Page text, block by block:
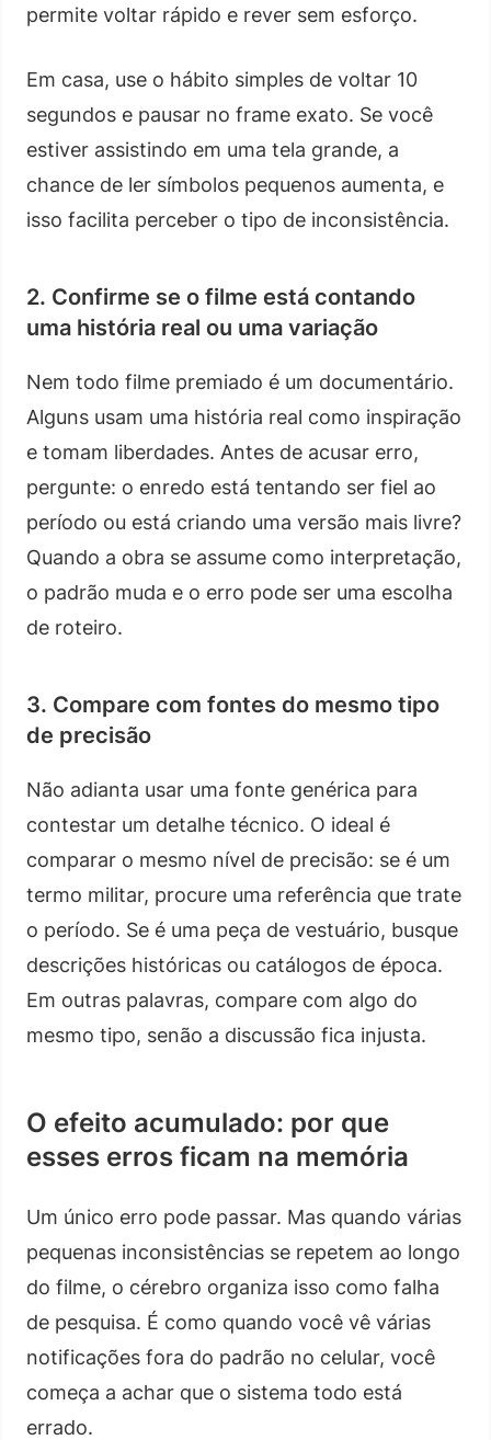
permite voltar rápido e rever sem esforço.
Em casa, use o hábito simples de voltar 10
segundos e pausar no frame exato. Se você
estiver assistindo em uma tela grande, a
chance de ler símbolos pequenos aumenta, e
isso facilita perceber o tipo de inconsistência.
2. Confirme se o filme está contando
uma história real ou uma variação
Nem todo filme premiado é um documentário.
Alguns usam uma história real como inspiração
e tomam liberdades. Antes de acusar erro,
pergunte: o enredo está tentando ser fiel ao
período ou está criando uma versão mais livre?
Quando a obra se assume como interpretação,
o padrão muda e o erro pode ser uma escolha
de roteiro.
3. Compare com fontes do mesmo tipo
de precisão
Não adianta usar uma fonte genérica para
contestar um detalhe técnico. O ideal é
comparar o mesmo nível de precisão: se é um
termo militar, procure uma referência que trate
o período. Se é uma peça de vestuário, busque
descrições históricas ou catálogos de época.
Em outras palavras, compare com algo do
mesmo tipo, senão a discussão fica injusta.
O efeito acumulado: por que
esses erros ficam na memória
Um único erro pode passar. Mas quando várias
pequenas inconsistências se repetem ao longo
do filme, o cérebro organiza isso como falha
de pesquisa. É como quando você vê várias
notificações fora do padrão no celular, você
começa a achar que o sistema todo está
errado.